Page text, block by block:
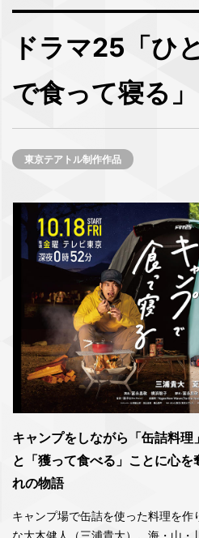
ドラマ25「ひ
で食って寝る」
東京テアトル制作作品
キャンプをしながら「缶詰料
と「獲って食べる」ことに心
れの物語
キャンプ場で缶詰を使った料理を作
な大木健人（三浦貴大）。海・山・